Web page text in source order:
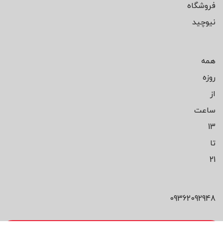
فروشگاه
نیوچید
همه
روزه
از
ساعت
13
تا
21
09362092948